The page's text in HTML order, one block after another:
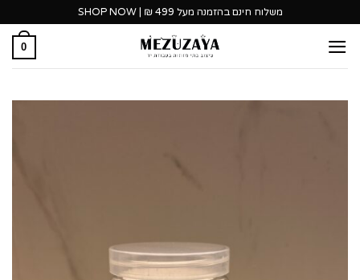
content
משלוח חינם בהזמנה מעל 499 ₪ | SHOP NOW
0